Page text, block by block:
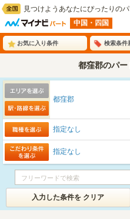
見つけようあなたにぴったりのパ
中国・四国
お気に入り条件 検索条件
都窪郡のパー
都窪郡
指定なし
指定なし
入力した条件を クリア